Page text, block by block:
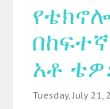
በከፍተኛ
አቶ
Tuesday, July 21,